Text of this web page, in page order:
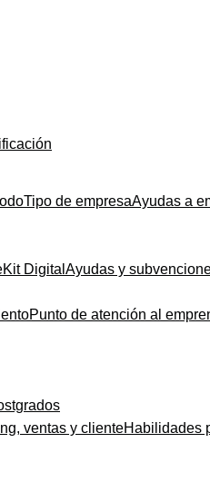
Tipo de empresaAyudas a
Kit Digital Ayudas y
Punto de atención al
ventas y clienteHabilidades